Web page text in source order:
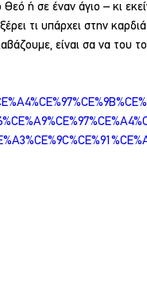
ή σε έναν άγιο – κι
τι υπάρχει στην
είναι σα να του